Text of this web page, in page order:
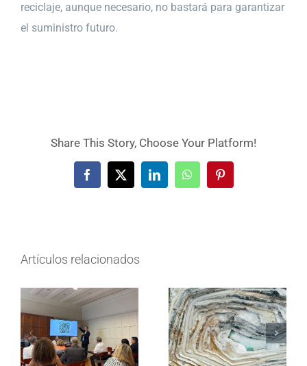
reciclaje, aunque necesario, no bastará para garantizar
el suministro futuro.
Share This Story, Choose Your Platform!
Facebook
X LinkedInWhatsAppPinterest
Artículos relacionados